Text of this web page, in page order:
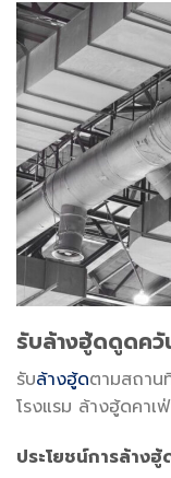
รับล้างฮู้ดดูดควั
รับล้างฮู้ดตามสถาน
โรงแรม ล้างฮู้ดคา
ประโยชน์การล้างฮู้